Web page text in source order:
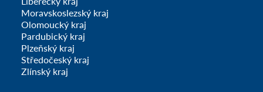
Moravskoslezský kraj
Olomoucký kraj
Pardubický kraj
Plzeňský kraj
Středočeský kraj
Zlínský kraj